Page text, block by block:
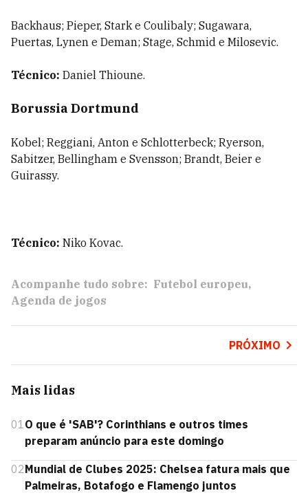
Backhaus; Pieper, Stark e Coulibaly; Sugawara,
Puertas, Lynen e Deman; Stage, Schmid e Milosevic.
Técnico: Daniel Thioune.
Borussia Dortmund
Kobel; Reggiani, Anton e Schlotterbeck; Ryerson,
Sabitzer, Bellingham e Svensson; Brandt, Beier e
Guirassy.
Técnico: Niko Kovac.
Acompanhe tudo sobre: Futebol europeu
Agenda de jogos
PRÓXIMO
Mais lidas
01O que é 'SAB'? Corinthians e outros times
preparam anúncio para este domingo
02Mundial de Clubes 2025: Chelsea fatura mais que
Palmeiras, Botafogo e Flamengo juntos